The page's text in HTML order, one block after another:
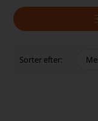
Sorter efter: